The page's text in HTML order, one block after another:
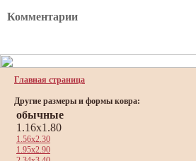
Комментарии
Главная страница
Другие размеры и формы ковра:
обычные
1.16x1.80
1.56x2.30
1.95x2.90